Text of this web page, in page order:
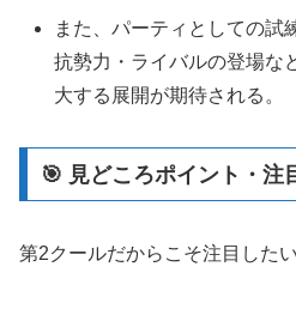
また、パーティとしての試
抗勢力・ライバルの登場な
大する展開が期待される。
🎯 見どころポイント・注
第2クールだからこそ注目した